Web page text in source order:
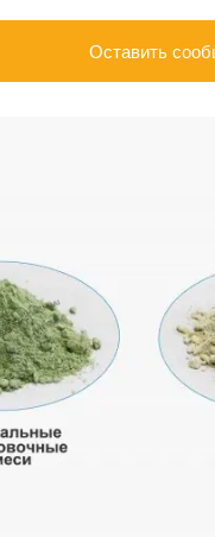
Оставить